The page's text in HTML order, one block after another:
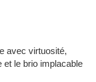
avec virtuosité,
et le brio implacable